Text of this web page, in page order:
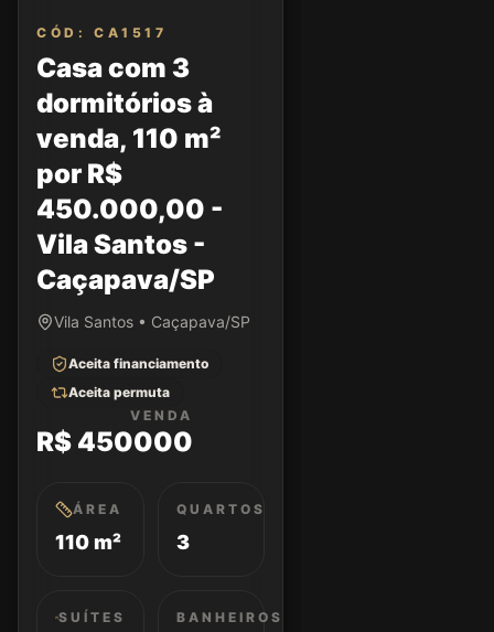
CÓD: CA1517
Casa com 3
dormitórios à
venda, 110 m²
por R$
450.000,00 -
Vila Santos -
Caçapava/SP
Vila Santos • Caçapava/SP
Aceita financiamento
Aceita permuta
VENDA
R$ 450000
ÁREA
110 m²
QUARTOS
3
SUÍTES BANHEIROS